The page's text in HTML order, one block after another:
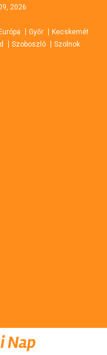
2026
Európa Győr
Kecskemét
Szoboszló Szolnok
Nap